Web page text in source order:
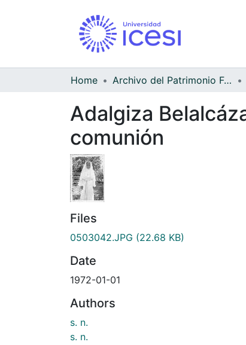
Home Archivo del Patrimonio Fotográfico y Fílmico del Valle del Cauca
Adalgiza
comunión
Files
0503042.JPG (22.68 KB)
Date
1972-01-01
Authors
s. n.
s. n.